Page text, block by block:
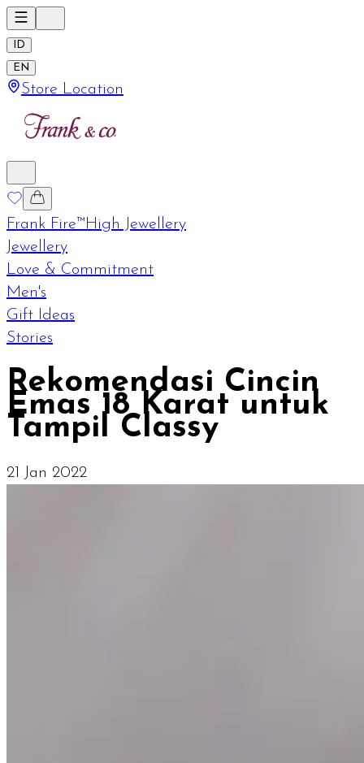
ID
EN
Store Location
Frank Fire™High Jewellery
Jewellery
Love & Commitment
Men's
Gift Ideas
Stories
Rekomendasi Cincin
Emas 18 Karat untuk
Tampil Classy
21 Jan 2022